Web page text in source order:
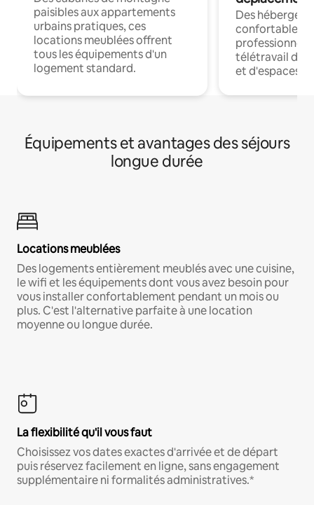
paisibles aux appartements
urbains pratiques, ces
locations meublées offrent
tous les équipements d'un
logement standard.
Des
confortables
professionnels
télétravail
et d'espaces
Équipements et avantages des séjours
longue durée
Locations meublées
Des logements entièrement meublés avec une cuisine,
le wifi et les équipements dont vous avez besoin pour
vous installer confortablement pendant un mois ou
plus. C'est l'alternative parfaite à une location
moyenne ou longue durée.
La flexibilité qu'il vous faut
Choisissez vos dates exactes d'arrivée et de départ
puis réservez facilement en ligne, sans engagement
supplémentaire ni formalités administratives.*